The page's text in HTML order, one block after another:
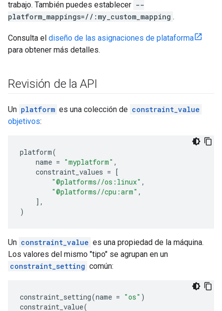
trabajo. También puedes establecer --
platform_mappings=//:my_custom_mapping .
Consulta el diseño de las asignaciones de plataforma
para obtener más detalles.
Revisión de la API
Un platform es una colección de constraint_value
objetivos:
platform(
name = "myplatform" ,
constraint_values = [
"@platforms//os:linux" ,
"@platforms//cpu:arm" ,
],
)
Un constraint_value es una propiedad de la máquina.
Los valores del mismo "tipo" se agrupan en un
constraint_setting común:
constraint_setting(name = "os" )
constraint_value(